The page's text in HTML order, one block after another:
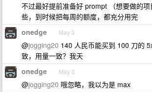
不过最好提前准备好 prompt （想要做的
些，到时候把每周的额度，都充分用完
onedge May 3
@jogging20 140 人民币能买到 100 刀的
致，用量一致？我天
onedge May 3
@jogging20 哦忽略，我以为是 max